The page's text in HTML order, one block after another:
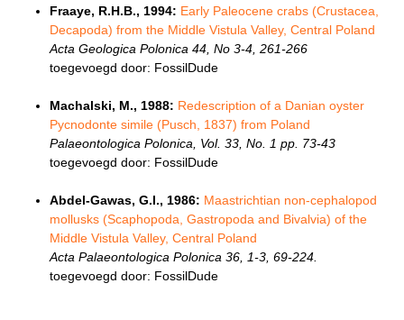
Fraaye, R.H.B., 1994: Early Paleocene crabs (Crustacea,
Decapoda) from the Middle Vistula Valley, Central Poland
Acta Geologica Polonica 44, No 3-4, 261-266
toegevoegd door: FossilDude
Machalski, M., 1988: Redescription of a Danian oyster
Pycnodonte simile (Pusch, 1837) from Poland
Palaeontologica Polonica, Vol. 33, No. 1 pp. 73-43
toegevoegd door: FossilDude
Abdel-Gawas, G.I., 1986: Maastrichtian non-cephalopod
mollusks (Scaphopoda, Gastropoda and Bivalvia) of the
Middle Vistula Valley, Central Poland
Acta Palaeontologica Polonica 36, 1-3, 69-224.
toegevoegd door: FossilDude